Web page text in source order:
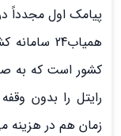
پیامک اول مجدداً
همیاب24
کشور است که به
زمان هم در هزینه